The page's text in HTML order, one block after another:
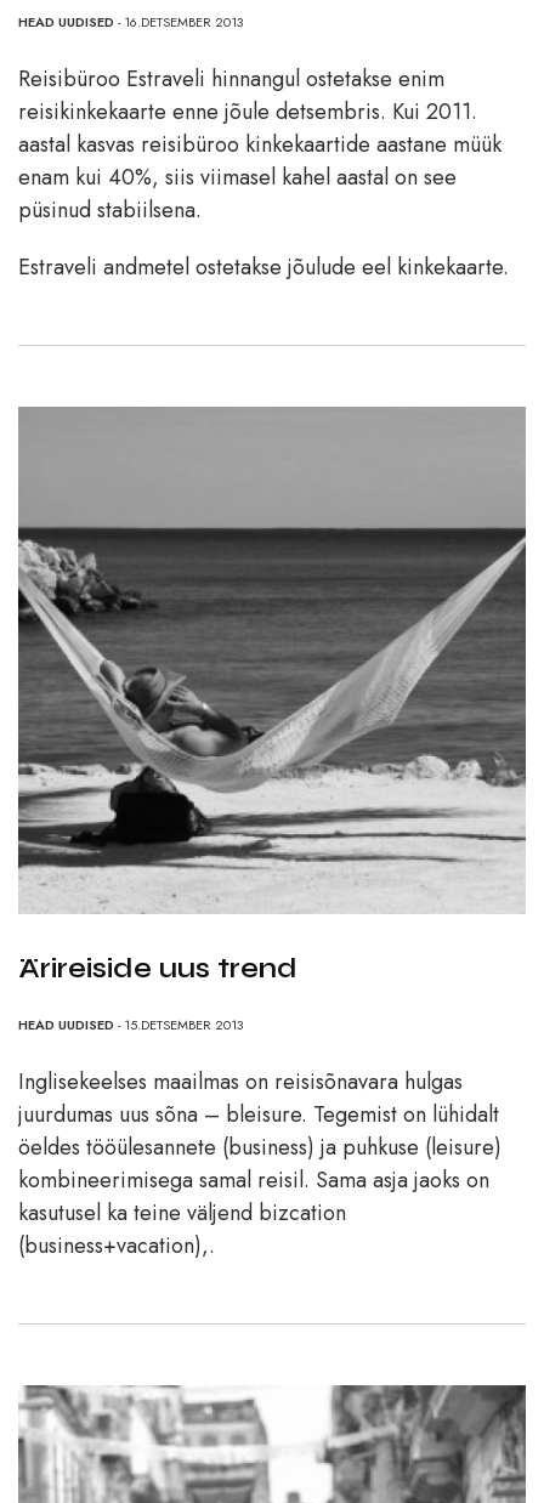
HEAD UUDISED - 16.DETSEMBER 2013
Reisibüroo Estraveli hinnangul ostetakse enim
reisikinkekaarte enne jõule detsembris. Kui 2011.
aastal kasvas reisibüroo kinkekaartide aastane müük
enam kui 40%, siis viimasel kahel aastal on see
püsinud stabiilsena.
Estraveli andmetel ostetakse jõulude eel kinkekaarte.
Ärireiside uus trend
HEAD UUDISED - 15.DETSEMBER 2013
Inglisekeelses maailmas on reisisõnavara hulgas
juurdumas uus sõna – bleisure. Tegemist on lühidalt
öeldes tööülesannete (business) ja puhkuse (leisure)
kombineerimisega samal reisil. Sama asja jaoks on
kasutusel ka teine väljend bizcation
(business+vacation),.